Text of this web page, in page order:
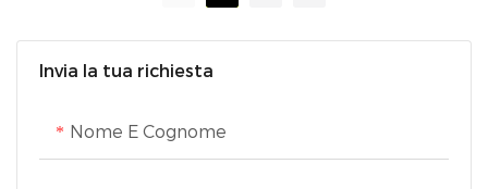
Invia la tua richiesta
Nome E Cognome
sostenibilità. Inoltre, i 5
metri di cavo retrattile
offrono una portata
versatile e si ritrae
ciclone